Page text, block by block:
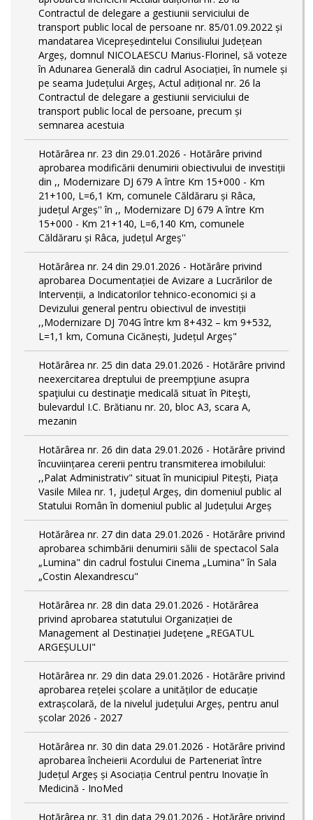
Contractul de delegare a gestiunii serviciului de
transport public local de persoane nr. 85/01.09.2022 și
mandatarea Vicepreședintelui Consiliului Județean
Argeș, domnul NICOLAESCU Marius-Florinel, să voteze
în Adunarea Generală din cadrul Asociației, în numele și
pe seama Județului Argeș, Actul adițional nr. 26 la
Contractul de delegare a gestiunii serviciului de
transport public local de persoane, precum și
semnarea acestuia
Hotărârea nr. 23 din 29.01.2026 - Hotărâre privind
aprobarea modificării denumirii obiectivului de investiții
din ,, Modernizare DJ 679 A între Km 15+000 - Km
21+100, L=6,1 Km, comunele Căldăraru și Râca,
județul Argeș'' în ,, Modernizare DJ 679 A între Km
15+000 - Km 21+140, L=6,140 Km, comunele
Căldăraru și Râca, județul Argeș''
Hotărârea nr. 24 din 29.01.2026 - Hotărâre privind
aprobarea Documentației de Avizare a Lucrărilor de
Intervenții, a Indicatorilor tehnico-economici și a
Devizului general pentru obiectivul de investiții
,,Modernizare DJ 704G între km 8+432 – km 9+532,
L=1,1 km, Comuna Cicănești, Județul Argeș"
Hotărârea nr. 25 din data 29.01.2026 - Hotărâre privind
neexercitarea dreptului de preempţiune asupra
spaţiului cu destinaţie medicală situat în Piteşti,
bulevardul I.C. Brătianu nr. 20, bloc A3, scara A,
mezanin
Hotărârea nr. 26 din data 29.01.2026 - Hotărâre privind
încuviințarea cererii pentru transmiterea imobilului:
,,Palat Administrativ" situat în municipiul Pitești, Piața
Vasile Milea nr. 1, județul Argeș, din domeniul public al
Statului Român în domeniul public al Județului Argeș
Hotărârea nr. 27 din data 29.01.2026 - Hotărâre privind
aprobarea schimbării denumirii sălii de spectacol Sala
„Lumina" din cadrul fostului Cinema „Lumina" în Sala
„Costin Alexandrescu"
Hotărârea nr. 28 din data 29.01.2026 - Hotărârea
privind aprobarea statutului Organizației de
Management al Destinației Județene „REGATUL
ARGEȘULUI"
Hotărârea nr. 29 din data 29.01.2026 - Hotărâre privind
aprobarea rețelei școlare a unităților de educație
extrașcolară, de la nivelul județului Argeș, pentru anul
școlar 2026 - 2027
Hotărârea nr. 30 din data 29.01.2026 - Hotărâre privind
aprobarea încheierii Acordului de Parteneriat între
Județul Argeș și Asociația Centrul pentru Inovație în
Medicină - InoMed
Hotărârea nr. 31 din data 29.01.2026 - Hotărâre privind